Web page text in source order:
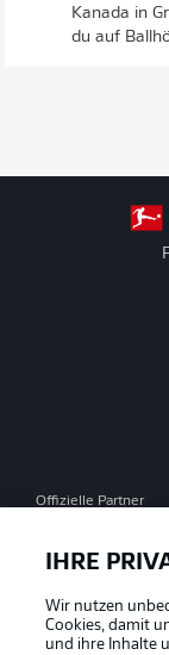
Kanada in
du auf
Offizielle Partner
IHRE
Wir nutzen
Cookies, damit
und ihre Inhalte